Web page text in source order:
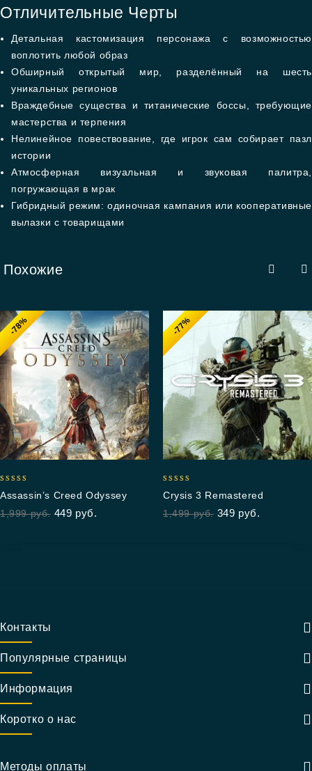
Отличительные Черты
Детальная кастомизация персонажа с возможностью
воплотить любой образ
Обширный открытый мир, разделённый на шесть
уникальных регионов
Враждебные существа и титанические боссы, требующие
мастерства и терпения
Нелинейное повествование, где игрок сам собирает пазл
истории
Атмосферная визуальная и звуковая палитра,
погружающая в мрак
Гибридный режим: одиночная кампания или кооперативные
вылазки с товарищами
Похожие
-78%
out of 5
Assassin’s Creed Odyssey
1,999руб. 449 руб.
-77%
out of 5
Crysis 3 Remastered
1,499руб. 349 руб.
Контакты
Популярные страницы
Информация
Коротко о нас
Методы оплаты